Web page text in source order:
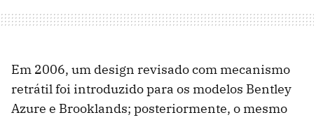
Em 2006, um design revisado com mecanismo
retrátil foi introduzido para os modelos Bentley
Azure e Brooklands; posteriormente, o mesmo